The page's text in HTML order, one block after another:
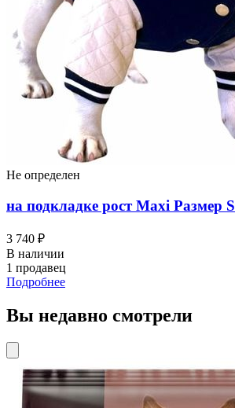
Не определен
на подкладке рост Maxi Размер S
3 740 ₽
В наличии
1 продавец
Подробнее
Вы недавно смотрели